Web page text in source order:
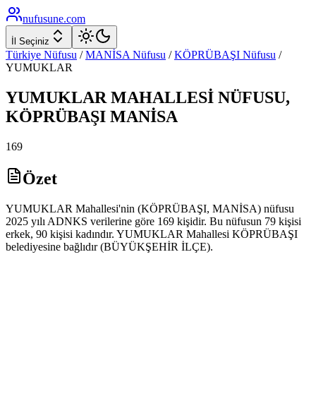
nufusune.com
İl Seçiniz
Türkiye Nüfusu / MANİSA Nüfusu / KÖPRÜBAŞI Nüfusu /
YUMUKLAR
YUMUKLAR MAHALLESİ NÜFUSU,
KÖPRÜBAŞI MANİSA
169
Özet
YUMUKLAR Mahallesi'nin (KÖPRÜBAŞI, MANİSA) nüfusu
2025 yılı ADNKS verilerine göre 169 kişidir. Bu nüfusun 79 kişisi
erkek, 90 kişisi kadındır. YUMUKLAR Mahallesi KÖPRÜBAŞI
belediyesine bağlıdır (BÜYÜKŞEHİR İLÇE).